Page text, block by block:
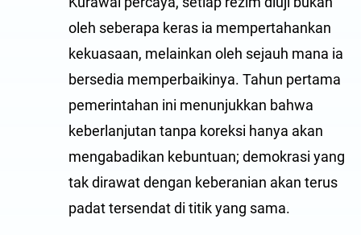
oleh seberapa keras ia mempertahankan
kekuasaan, melainkan oleh sejauh mana ia
bersedia memperbaikinya. Tahun pertama
pemerintahan ini menunjukkan bahwa
keberlanjutan tanpa koreksi hanya akan
mengabadikan kebuntuan; demokrasi yang
tak dirawat dengan keberanian akan terus
padat tersendat di titik yang sama.